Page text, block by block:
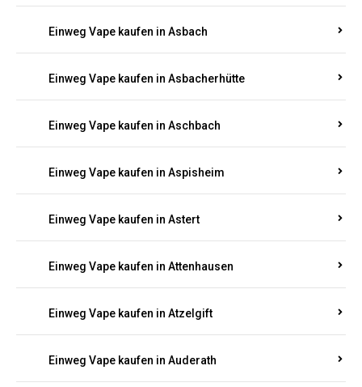
Einweg Vape kaufen in Asbach
Einweg Vape kaufen in Asbacherhütte
Einweg Vape kaufen in Aschbach
Einweg Vape kaufen in Aspisheim
Einweg Vape kaufen in Astert
Einweg Vape kaufen in Attenhausen
Einweg Vape kaufen in Atzelgift
Einweg Vape kaufen in Auderath